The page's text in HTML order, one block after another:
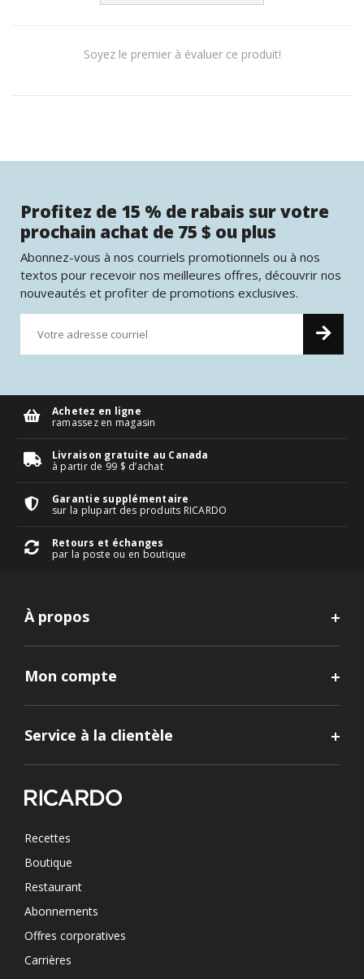
Soyez le premier à évaluer ce produit!
Profitez de 15 % de rabais sur votre
prochain achat de 75 $ ou plus
Abonnez-vous à nos courriels promotionnels ou à nos
textos pour recevoir nos meilleures offres, découvrir nos
nouveautés et profiter de promotions exclusives.
Achetez en ligne
ramassez en magasin
Livraison gratuite au Canada
à partir de 99 $ d’achat
Garantie supplémentaire
sur la plupart des produits RICARDO
Retours et échanges
par la poste ou en boutique
À propos
Mon compte
Service à la clientèle
Recettes
Boutique
Restaurant
Abonnements
Offres corporatives
Carrières